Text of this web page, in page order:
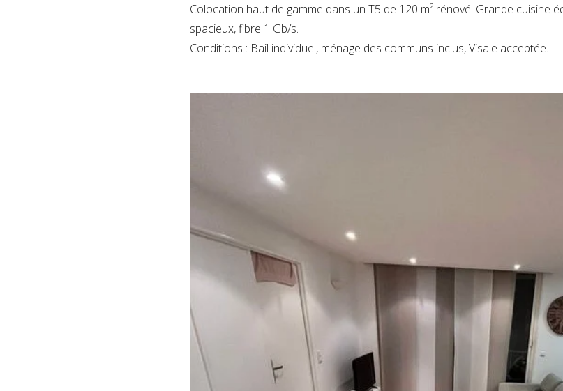
Colocation haut de gamme dans un T5 de 120 m² rénové. Grande cuisine
spacieux, fibre 1 Gb/s.
Conditions : Bail individuel, ménage des communs inclus, Visale acceptée.